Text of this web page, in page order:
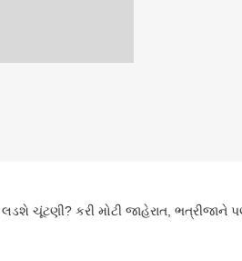
ચૂંટણી? કરી મોટી જાહેરાત, ભત્રીજાને